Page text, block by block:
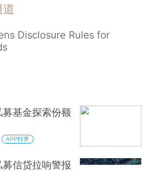
Disclosure Rules for
基金探索份额
APP打开
信贷拉响警报